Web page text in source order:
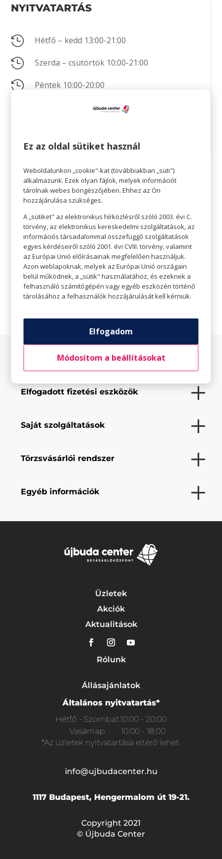
NYITVATARTÁS
 Hétfő – kedd 13:00-21:00
 Szerda – csütörtök 10:00-21:00
 Péntek 10:00-20:00
Szombat 10:00-22:00
található!
KAPCSOLAT
 info@buda.cyberjump.hu
csoportoknak:csoport@buda.cyberjump.hu
 Weboldal
Az üzletről
Elfogadott fizetési eszközök
Saját szolgáltatások
Törzsvásárlói rendszer
Egyéb információk
Üzletek
Akciók
Aktualitások
Rólunk
Állásajánlatok
Általános nyitvatartás*
Hétfő - Szombat10:00 - 20:00
Vasárnap
10:00 - 18:00
*Az üzletek nyitvatartása eltérő lehet.
info@ujbudacenter.hu
1117 Budapest, Hengermalom út 19-21.
Copyright 2021
© Újbuda Center
Ez az oldal sütiket használ
Weboldalunkon „cookie"-kat (továbbiakban „süti")
alkalmazunk. Ezek olyan fájlok, melyek információt
tárolnak webes böngészőjében. Ehhez az Ön
hozzájárulása szükséges.
A „sütiket" az elektronikus hírközlésről szóló 2003. évi C.
törvény, az elektronikus kereskedelmi szolgáltatások, az
információs társadalommal összefüggő szolgáltatások
egyes kérdéseiről szóló 2001. évi CVIII. törvény, valamint
az Európai Unió előírásainak megfelelően használjuk.
Azon weblapoknak, melyek az Európai Unió országain
belül működnek, a „sütik" használatához, és ezeknek a
felhasználó számítógépén vagy egyéb eszközén történő
tárolásához a felhasználók hozzájárulását kell kérniük.
Elfogadom
Módosítom a beállításokat